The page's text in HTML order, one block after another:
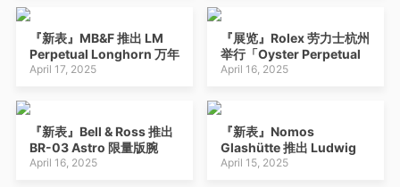
腕表，Ingenieur
年历腕表
超复杂功能腕表，
Calatrava Ref. 5328G-
001 八日动力储存腕表，
Ref. 5524G-010 飞行家旅
行时间腕表，Ref.
座钟，Nautilus Ref.
宝腕表
『新表』MB&F 推出 LM
Perpetual Longhorn 万年
历和 LM Sequential
计时码表：20周年纪念
April 17, 2025
『展览』Rolex 劳力士杭州
举行「Oyster Perpetual
GMT-Master 格林尼治型
April 16, 2025
『新表』Bell & Ross 推出
BR-03 Astro 限量版腕
表：宇宙太空表盘
April 16, 2025
『新表』Nomos
Glashütte 推出 Ludwig
Neomatik Arzte Ohne
April 15, 2025